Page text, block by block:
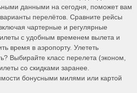
данными на сегодня, поможет вам
перелётов. Сравните рейсы
чартерные и регулярные
с удобным временем вылета и
время в аэропорту. Улететь
Выбирайте класс перелета (эконом,
со скидками заранее.
бонусными милями или картой